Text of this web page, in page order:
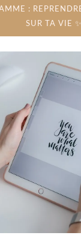
:
SUR TA VIE ✨